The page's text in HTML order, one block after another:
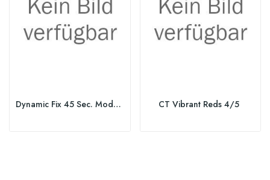
Dynamic Fix 45 Sec. Modellier Spray CT Vibrant Reds 4/5